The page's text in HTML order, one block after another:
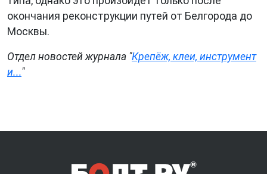
окончания реконструкции путей от Белгорода до
Москвы.
Отдел новостей журнала "Крепёж, клеи, инструмент
и..."